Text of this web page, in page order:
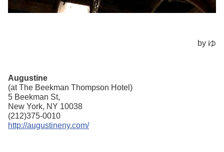
by ゆ
Augustine
(at The Beekman Thompson Hotel)
5 Beekman St,
New York, NY 10038
(212)375-0010
http://augustineny.com/